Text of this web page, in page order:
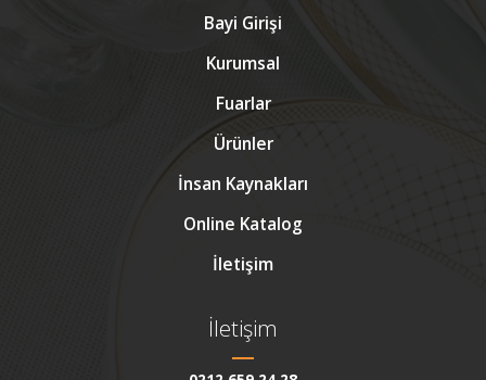
Bayi Girişi
Kurumsal
Fuarlar
Ürünler
İnsan Kaynakları
Online Katalog
İletişim
İletişim